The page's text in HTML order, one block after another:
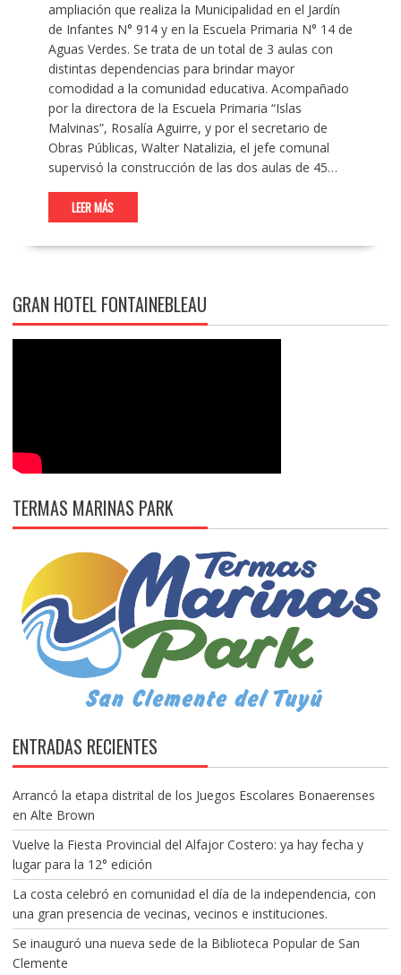
ampliación que realiza la Municipalidad en el Jardín
de Infantes N° 914 y en la Escuela Primaria N° 14 de
Aguas Verdes. Se trata de un total de 3 aulas con
distintas dependencias para brindar mayor
comodidad a la comunidad educativa. Acompañado
por la directora de la Escuela Primaria “Islas
Malvinas”, Rosalía Aguirre, y por el secretario de
Obras Públicas, Walter Natalizia, el jefe comunal
supervisó la construcción de las dos aulas de 45…
LEER MÁS
GRAN HOTEL FONTAINEBLEAU
TERMAS MARINAS PARK
ENTRADAS RECIENTES
Arrancó la etapa distrital de los Juegos Escolares Bonaerenses
en Alte Brown
Vuelve la Fiesta Provincial del Alfajor Costero: ya hay fecha y
lugar para la 12° edición
La costa celebró en comunidad el día de la independencia, con
una gran presencia de vecinas, vecinos e instituciones.
Se inauguró una nueva sede de la Biblioteca Popular de San
Clemente